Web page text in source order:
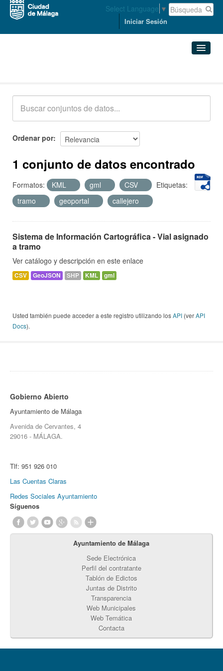
Select Language ▼
Iniciar Sesión
Acerca de
Ordenar por
1 conjunto de datos encontrado
Formatos: KML gml CSV
Etiquetas:
tramo
geoportal callejero
Sistema de Información Cartográfica - Vial asignado
a tramo
Ver catálogo y descripción en este enlace
CSV GeoJSON SHP KML gml
Usted también puede acceder a este registro utilizando losAPI (verAPI
Docs).
Gobierno Abierto
Ayuntamiento de Málaga
Avenida de Cervantes, 4
29016 - MÁLAGA.
Tlf: 951 926 010
Las Cuentas Claras
Redes Sociales Ayuntamiento
Síguenos
Ayuntamiento de Málaga
Sede Electrónica
Perfil del contratante
Tablón de Edictos
Juntas de Distrito
Transparencia
Web Municipales
Web Temática
Contacta